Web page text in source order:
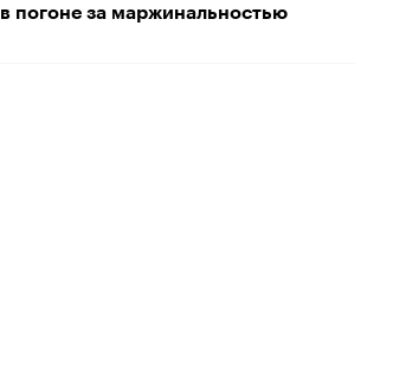
в погоне за маржинальностью